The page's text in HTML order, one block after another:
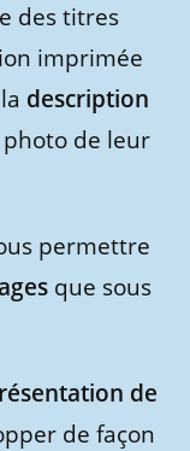
des titres
imprimée
description
de leur
permettre
que sous
de
de façon